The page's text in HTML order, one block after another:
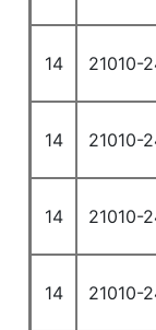
14 21010-
14 21010-
14 21010-
14 21010-